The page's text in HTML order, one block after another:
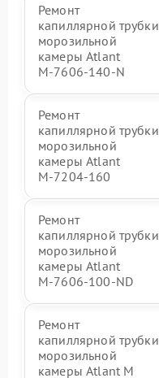
Ремонт
капиллярной трубки
морозильной
камеры Atlant
М-7606-140-N
Ремонт
капиллярной трубки
морозильной
камеры Atlant
М-7204-160
Ремонт
капиллярной трубки
морозильной
камеры Atlant
М-7606-100-ND
Ремонт
капиллярной трубки
морозильной
камеры Atlant М